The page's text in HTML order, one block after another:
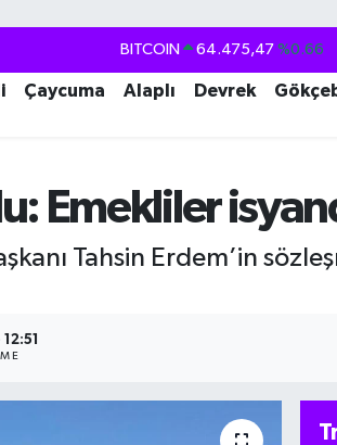
DOLAR 47,5986 %0.06
EURO 55,0700 %0.1
BİST100 13.703 %0
Çaycuma Alaplı Devrek
Emekliler
Tahsin Erdem’in